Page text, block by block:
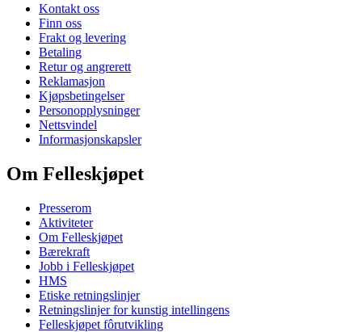
Kontakt oss
Finn oss
Frakt og levering
Betaling
Retur og angrerett
Reklamasjon
Kjøpsbetingelser
Personopplysninger
Nettsvindel
Informasjonskapsler
Om Felleskjøpet
Presserom
Aktiviteter
Om Felleskjøpet
Bærekraft
Jobb i Felleskjøpet
HMS
Etiske retningslinjer
Retningslinjer for kunstig intellingens
Felleskjøpet fôrutvikling